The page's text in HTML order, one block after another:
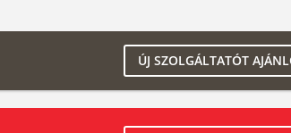
ÚJ SZOLGÁLTATÓT